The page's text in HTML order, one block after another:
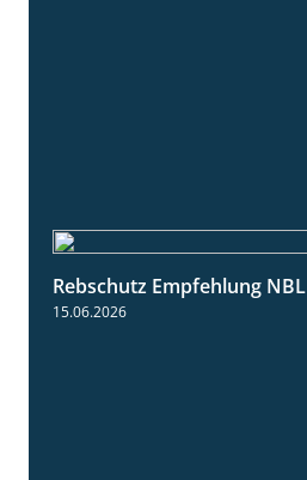
Rebschutz Empfehlung NBL
15.06.2026